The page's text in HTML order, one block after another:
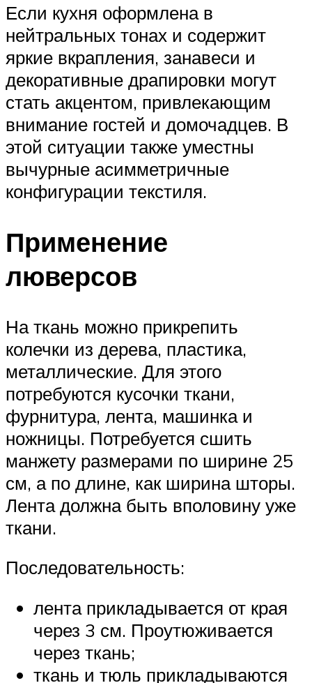
Если кухня оформлена в
нейтральных тонах и содержит
яркие вкрапления, занавеси и
декоративные драпировки могут
стать акцентом, привлекающим
внимание гостей и домочадцев. В
этой ситуации также уместны
вычурные асимметричные
конфигурации текстиля.
Применение
люверсов
На ткань можно прикрепить
колечки из дерева, пластика,
металлические. Для этого
потребуются кусочки ткани,
фурнитура, лента, машинка и
ножницы. Потребуется сшить
манжету размерами по ширине 25
см, а по длине, как ширина шторы.
Лента должна быть вполовину уже
ткани.
Последовательность:
лента прикладывается от края
через 3 см. Проутюживается
через ткань;
ткань и тюль прикладываются